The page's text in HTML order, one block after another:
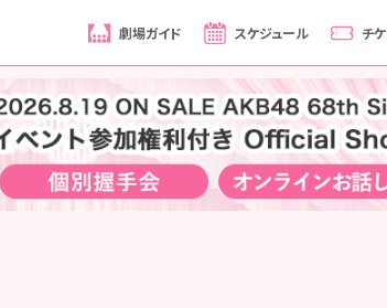
劇場ガイド スケジュール チ